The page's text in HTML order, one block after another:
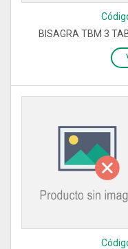
BISAGRA TBM 3